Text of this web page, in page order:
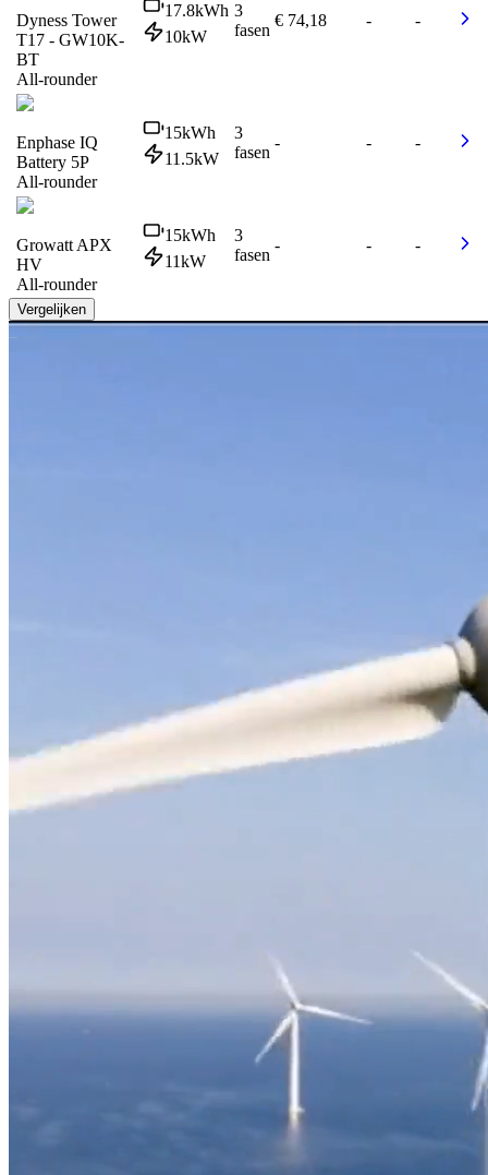
Dyness Tower
T17 - GW10K-
BT
All-rounder
17.8kWh
10kW
3
fasen
€ 74,18 - -
Enphase IQ
Battery 5P
All-rounder
15kWh
11.5kW
3
fasen
- - -
Growatt APX
HV
All-rounder
15kWh
11kW
3
fasen
- - -
Vergelijken